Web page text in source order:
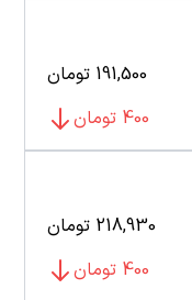
191,500 تومان
400 تومان
218,930 تومان
400 تومان